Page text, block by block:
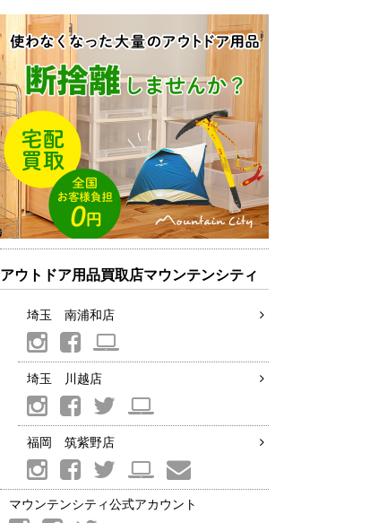
アウトドア用品買取店マウンテンシティ
埼玉 南浦和店
埼玉 川越店
福岡 筑紫野店
マウンテンシティ公式アカウント